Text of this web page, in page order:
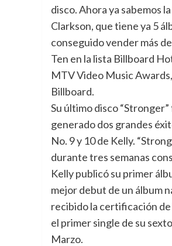
disco.Ahora ya sabemos
Clarkson, que tiene ya 5
conseguido vender más
Ten en la lista Billboard
MTV Video Music
Billboard.
Su último disco
generado dos grandes
No. 9 y 10 de Kelly.
durante tres semanas
Kelly publicó su primer
mejor debut de un álbum
recibido la certificación de
el primer single de su
Marzo.